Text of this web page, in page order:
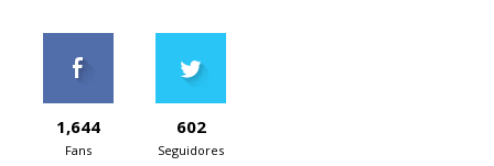
1,644
Fans
602
Seguidores